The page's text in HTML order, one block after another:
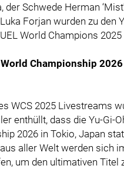
der Schwede Herman
Forjan wurden zu den
World Champions
Championship
WCS 2025 Livestreams
enthüllt, dass die Yu-Gi-
2026 in Tokio, Japan
aller Welt werden sich
um den ultimativen Titel